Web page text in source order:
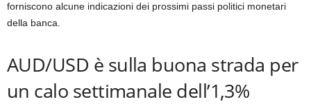
forniscono alcune indicazioni dei prossimi passi politici monetari
della banca.
AUD/USD è sulla buona strada per
un calo settimanale dell’1,3%